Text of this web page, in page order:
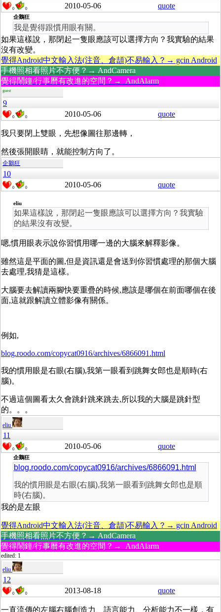
0 0 2010-05-06 quote
企鵝狂
我是覺得跟慣用眼有關。
如果這樣說，那閉起一隻眼應該可以選擇方向？我實驗的結果
沒有改變。
覺得Android中文輸入法(注音、倉頡)不易輸入？→ gcin Android
手機照相看照片不方便？→ AndCamera
覺得鬧鐘/行事曆有改進的空間？→ AndAlarm
guest
9
0 0 2010-05-06 quote
我只要閉上雙眼，先想像圖往那邊轉，
然後張開眼睛，就能控制方向了。
企鵝狂
10
0 0 2010-05-06 quote
eliu
如果這樣說，那閉起一隻眼應該可以選擇方向？我實驗
的結果沒有改變。
嗯,慣用眼表示說你習慣用哪一邊的大腦來解釋影像。
雖然這是平面的圖,但是資訊還是會送到你習慣處理的那個大腦
去處理,我猜是這樣。
大腦要去解讀兩腳快要重疊的時候,應該是哪個在前面哪個在後
面,這就跟解讀立體影像有關係。
例如,
blog.roodo.com/copycat0916/archives/6866091.html
我的慣用眼是右眼(右腦),我第一眼看到跳舞女郎也是順時(右
腦)。
不過這個圖看太久會跳針跳來跳去,所以我的大腦是跳針型
的。。。
eliu
11
0 0 2010-05-06 quote
企鵝狂
blog.roodo.com/copycat0916/archives/6866091.html
我的慣用眼是右眼(右腦),我第一眼看到跳舞女郎也是順
時(右腦)。
我的是左眼
覺得Android中文輸入法(注音、倉頡)不易輸入？→ gcin Android
手機照相看照片不方便？→ AndCamera
覺得鬧鐘/行事曆有改進的空間？→ AndAlarm
edited: 1
eliu
12
0 0 2013-08-18 quote
一直流傳的左腦右腦創造力、語言能力、分析能力不一樣，有